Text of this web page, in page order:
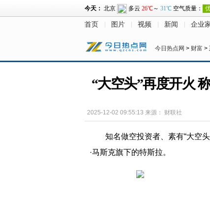
首页 图片 视频 新闻 企业
今日热点网 > 财富 >
“大空头”再度开火
2025-12-02 09:55:13 来源： 财联社
知名做空投资者、素有“大空
·马斯克旗下的特斯拉。